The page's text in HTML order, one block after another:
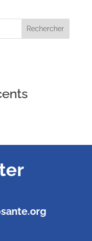
Rechercher